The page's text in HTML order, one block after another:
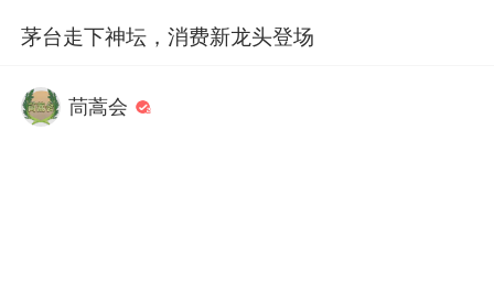
茅台走下神坛，消费新龙头登场
茼蒿会